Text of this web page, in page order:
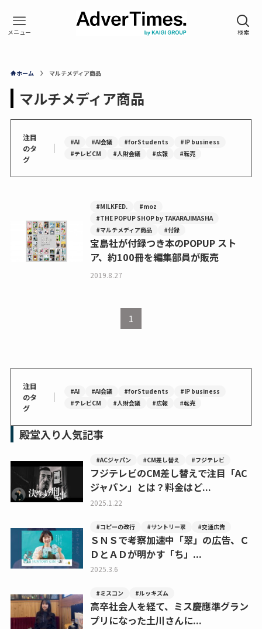
ホーム マルチメディア商品
マルチメディア商品
注目
のタ
グ
｜ #AI #AI会議 #forStudents
#IP business
#テレビCM
#人財会議 #広報 #転売
#MILKFED.
#moz
#THE POPUP SHOP by TAKARAJIMASHA
#マルチメディア商品
#付録
宝島社が付録つき本のPOPUP スト
ア、約100冊を編集部員が販売
2019.8.27
1
注目
のタ
グ
｜ #AI #AI会議 #forStudents
#IP business
#テレビCM
#人財会議 #広報 #転売
殿堂入り人気記事
#ACジャパン #CM差し替え #フジテレビ
フジテレビのCM差し替えで注目「AC
ジャパン」とは？料金はど...
2025.1.22
#コピーの改行 #サントリー翠 #交通広告
ＳＮＳで考察加速中「翠」の広告、Ｃ
ＤとＡＤが明かす「ち」...
2025.3.6
#ミスコン #ルッキズム
高卒社会人を経て、ミス慶應準グラン
プリになった土川さんに...